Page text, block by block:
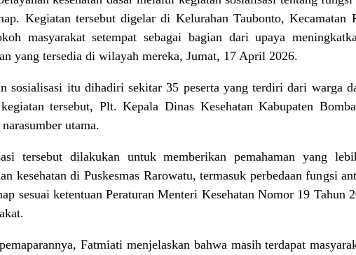
Kegiatan tersebut digelar di Kelurahan Taubonto,
masyarakat setempat sebagai bagian dari upaya
yang tersedia di wilayah mereka, Jumat, 17 April 2026.
sosialisasi itu dihadiri sekitar 35 peserta yang terdiri dari warga
tersebut, Plt. Kepala Dinas Kesehatan Kabupaten
narasumber utama.
tersebut dilakukan untuk memberikan pemahaman yang
kesehatan di Puskesmas Rarowatu, termasuk perbedaan fungsi
sesuai ketentuan Peraturan Menteri Kesehatan Nomor 19 Tahun
Fatmiati menjelaskan bahwa masih terdapat